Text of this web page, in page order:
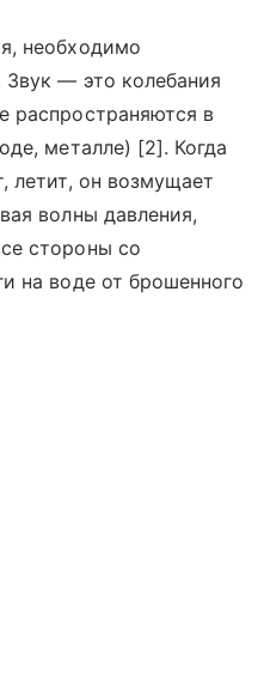
необходимо
Звук — это колебания
распространяются в
металле) [2]. Когда
летит, он возмущает
волны давления,
стороны со
на воде от брошенного